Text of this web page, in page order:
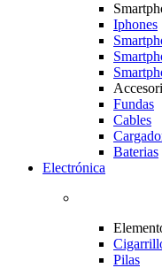
Iphones
Fundas
Cables
Baterias
Electrónica
Pilas